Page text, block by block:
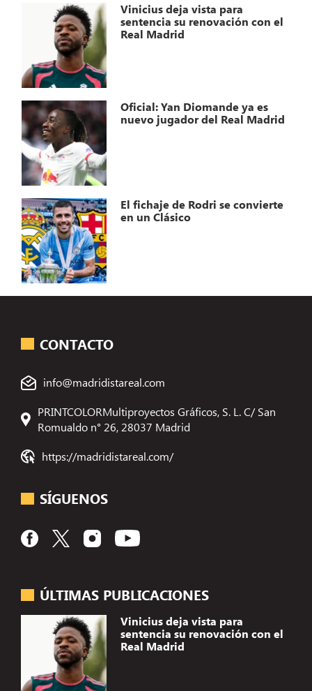
Vinicius deja vista para
sentencia su renovación con el
Real Madrid
Oficial: Yan Diomande ya es
nuevo jugador del Real Madrid
El fichaje de Rodri se convierte
en un Clásico
ÚLTIMAS PUBLICACIONES
Vinicius deja vista para
sentencia su renovación con el
Real Madrid
CONTACTO
info@madridistareal.com
PRINTCOLORMultiproyectos Gráficos, S. L. C/ San
Romualdo n° 26, 28037 Madrid
https://madridistareal.com/
SÍGUENOS